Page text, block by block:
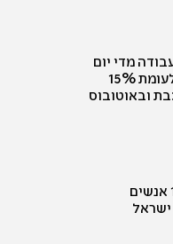
מדי יום
מגיעים ברכב פרטי, לעומת 15%
ובאוטובוס
מכוניות על כל 1,000 אנשים
ישראל